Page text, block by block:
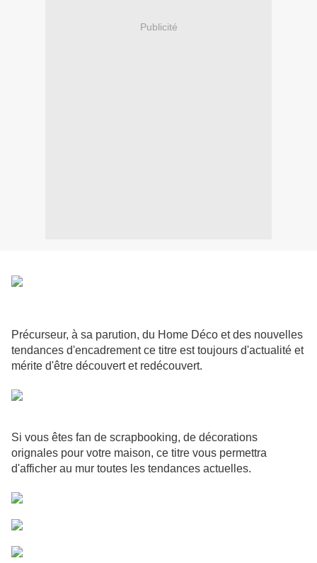
Publicité
Précurseur, à sa parution, du Home Déco et des nouvelles
tendances d'encadrement ce titre est toujours d'actualité et
mérite d'être découvert et redécouvert.
Si vous êtes fan de scrapbooking, de décorations
orignales pour votre maison, ce titre vous permettra
d'afficher au mur toutes les tendances actuelles.